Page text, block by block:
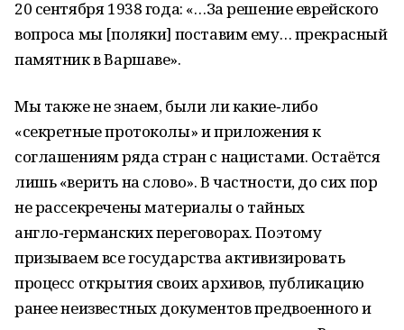
20 сентября 1938 года: «…За решение еврейского
вопроса мы [поляки] поставим ему… прекрасный
памятник в Варшаве».
Мы также не знаем, были ли какие‑либо
«секретные протоколы» и приложения к
соглашениям ряда стран с нацистами. Остаётся
лишь «верить на слово». В частности, до сих пор
не рассекречены материалы о тайных
англо‑германских переговорах. Поэтому
призываем все государства активизировать
процесс открытия своих архивов, публикацию
ранее неизвестных документов предвоенного и